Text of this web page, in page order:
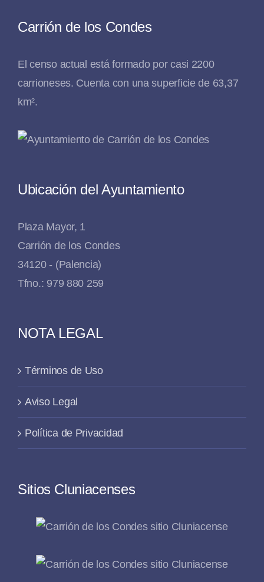
Carrión de los Condes
El censo actual está formado por casi 2200
carrioneses. Cuenta con una superficie de 63,37
km².
Ubicación del Ayuntamiento
Plaza Mayor, 1
Carrión de los Condes
34120 - (Palencia)
Tfno.: 979 880 259
NOTA LEGAL
Términos de Uso
Aviso Legal
Política de Privacidad
Sitios Cluniacenses